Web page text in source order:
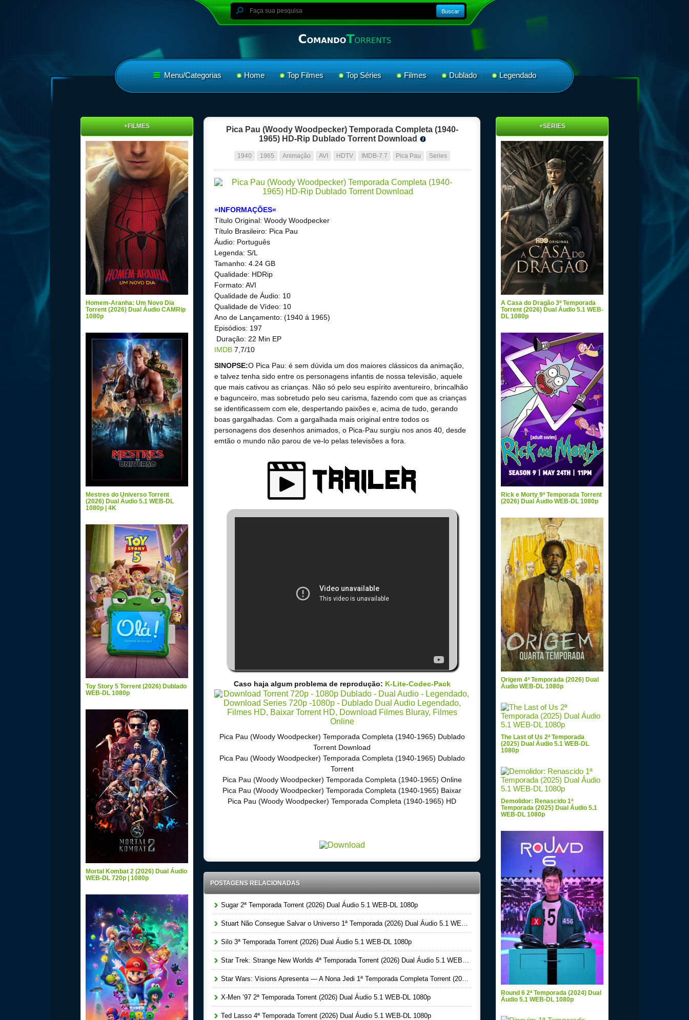
Buscar
Menu/Categorias Home Top Filmes Top Séries Filmes Dublado Legendado
Pica Pau (Woody Woodpecker) Temporada Completa (1940-
1965) HD-Rip Dublado Torrent Download
1940 1965 Animação AVI HDTV IMDB-7.7 Pica Pau Series
»INFORMAÇÕES«
Título Original: Woody Woodpecker
Título Brasileiro: Pica Pau
Áudio: Português
Legenda: S/L
Tamanho: 4.24 GB
Qualidade: HDRip
Formato: AVI
Qualidade de Áudio: 10
Qualidade de Vídeo: 10
Ano de Lançamento: (1940 á 1965)
Episódios: 197
Duração: 22 Min EP
IMDB 7,7/10
SINOPSE:O Pica Pau: é sem dúvida um dos maiores clássicos da animação,
e talvez tenha sido entre os personagens infantis de nossa televisão, aquele
que mais cativou as crianças. Não só pelo seu espírito aventureiro, brincalhão
e bagunceiro, mas sobretudo pelo seu carisma, fazendo com que as crianças
se identificassem com ele, despertando paixões e, acima de tudo, gerando
boas gargalhadas. Com a gargalhada mais original entre todos os
personagens dos desenhos animados, o Pica-Pau surgiu nos anos 40, desde
emtão o mundo não parou de ve-lo pelas televisões a fora.
Caso haja algum problema de reprodução: K-Lite-Codec-Pack
Pica Pau (Woody Woodpecker) Temporada Completa (1940-1965) Dublado
Torrent Download
Pica Pau (Woody Woodpecker) Temporada Completa (1940-1965) Dublado
Torrent
Pica Pau (Woody Woodpecker) Temporada Completa (1940-1965) Online
Pica Pau (Woody Woodpecker) Temporada Completa (1940-1965) Baixar
Pica Pau (Woody Woodpecker) Temporada Completa (1940-1965) HD
POSTAGENS RELACIONADAS
Sugar 2ª Temporada Torrent (2026) Dual Áudio 5.1 WEB-DL 1080p
Stuart Não Consegue Salvar o Universo 1ª Temporada (2026) Dual Áudio 5.1 WEB-DL 1080p
Silo 3ª Temporada Torrent (2026) Dual Áudio 5.1 WEB-DL 1080p
Star Trek: Strange New Worlds 4ª Temporada Torrent (2026) Dual Áudio 5.1 WEB-DL 1080p
Star Wars: Visions Apresenta — A Nona Jedi 1ª Temporada Completa Torrent (2026) Dual Áudio 5.1 WEB-DL 1080p
X-Men ’97 2ª Temporada Torrent (2026) Dual Áudio 5.1 WEB-DL 1080p
Ted Lasso 4ª Temporada Torrent (2026) Dual Áudio 5.1 WEB-DL 1080p
+FILMES
Homem-Aranha: Um Novo Dia
Torrent (2026) Dual Áudio CAMRip
1080p
Mestres do Universo Torrent
(2026) Dual Áudio 5.1 WEB-DL
1080p | 4K
Toy Story 5 Torrent (2026) Dublado
WEB-DL 1080p
Mortal Kombat 2 (2026) Dual Áudio
WEB-DL 720p | 1080p
+SÉRIES
A Casa do Dragão 3ª Temporada
Torrent (2026) Dual Áudio 5.1 WEB-
DL 1080p
Rick e Morty 9ª Temporada Torrent
(2026) Dual Áudio WEB-DL 1080p
Origem 4ª Temporada (2026) Dual
Áudio WEB-DL 1080p
The Last of Us 2ª Temporada
(2025) Dual Áudio 5.1 WEB-DL
1080p
Demolidor: Renascido 1ª
Temporada (2025) Dual Áudio 5.1
WEB-DL 1080p
Round 6 2ª Temporada (2024) Dual
Áudio 5.1 WEB-DL 1080p